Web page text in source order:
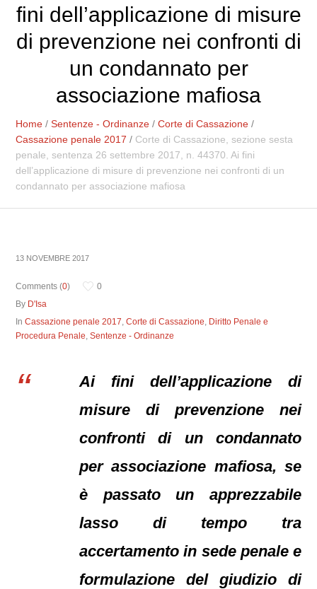
fini dell’applicazione di misure
di prevenzione nei confronti di
un condannato per
associazione mafiosa
Home /Sentenze - Ordinanze /Corte di Cassazione /
Cassazione penale 2017 / Corte di Cassazione, sezione sesta
penale, sentenza 26 settembre 2017, n. 44370. Ai fini
dell’applicazione di misure di prevenzione nei confronti di un
condannato per associazione mafiosa
13 NOVEMBRE 2017
Comments (0)
0
By D'Isa
InCassazione penale 2017,Corte di Cassazione, Diritto Penale e
Procedura Penale,Sentenze - Ordinanze
Ai fini dell’applicazione di
misure di prevenzione nei
confronti di un condannato
per associazione mafiosa, se
è passato un apprezzabile
lasso di tempo tra
accertamento in sede penale e
formulazione del giudizio di